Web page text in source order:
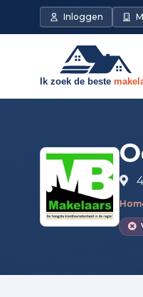
Direct naar de inhoud
Inloggen